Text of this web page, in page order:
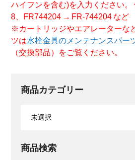
ハイフンを含む)を入力ください。
8、FR744204 → FR-744204 など
※カートリッジやエアレーターな
ツは水栓金具のメンテナンスパー
（交換部品）をご覧ください。
商品カテゴリー
商品検索